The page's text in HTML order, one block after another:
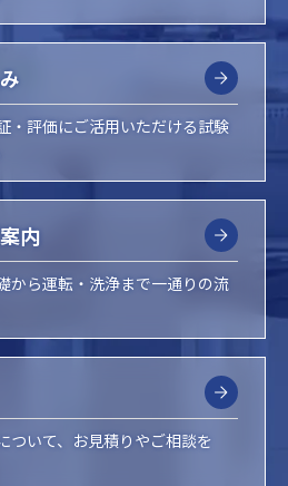
・評価にご活用いただける試験
内
から運転・洗浄まで一通りの流
ついて、お見積りやご相談を